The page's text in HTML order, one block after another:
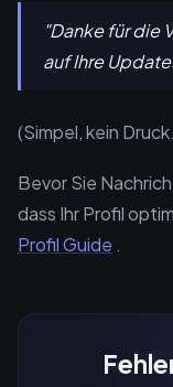
"Danke für die
auf Ihre
(Simpel, kein
Bevor Sie
dass Ihr Profil
Profil Guide .